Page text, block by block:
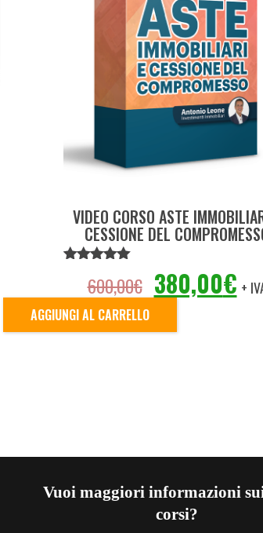
VIDEO CORSO ASTE
CESSIONE DEL
5.00SU 5
600,00€ IL
PREZZO
ORIGINALE
380,00€IL +
AGGIUNGI AL CARRELLO
Vuoi maggiori informazioni
corsi?